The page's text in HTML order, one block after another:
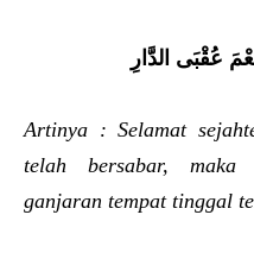
عُقْبَى الدَّارِ
Artinya : Selamat
telah bersabar, maka
ganjaran tempat tinggal